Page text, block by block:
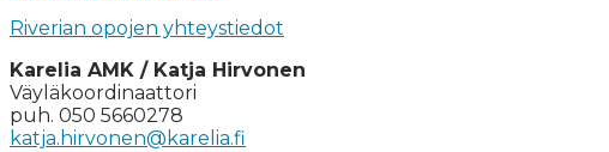
Riverian opojen yhteystiedot
Karelia AMK / Katja Hirvonen
Väyläkoordinaattori
puh. 050 5660278
katja.hirvonen@karelia.fi